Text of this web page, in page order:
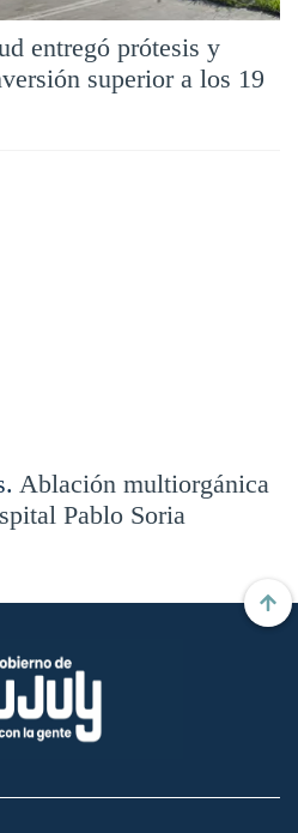
entregó prótesis y
superior a los 19
Ablación multiorgánica
Pablo Soria